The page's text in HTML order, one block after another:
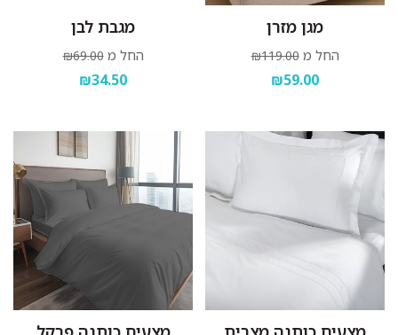
מגן מזרן
החל מ ₪119.00
₪59.00
מגבת לבן
החל מ ₪69.00
₪34.50